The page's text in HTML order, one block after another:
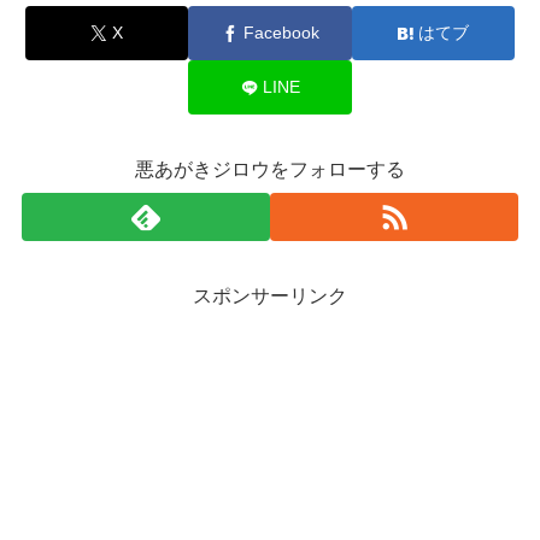
X Facebook はてブ
LINE
悪あがきジロウをフォローする
スポンサーリンク